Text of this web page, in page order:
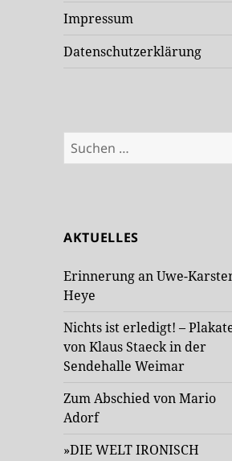
Impressum
Datenschutzerklärung
Suchen
nach:
AKTUELLES
Erinnerung an Uwe-
Heye
Nichts ist erledigt! –
von Klaus Staeck in der
Sendehalle Weimar
Zum Abschied von Mario
Adorf
»DIE WELT IRONISCH